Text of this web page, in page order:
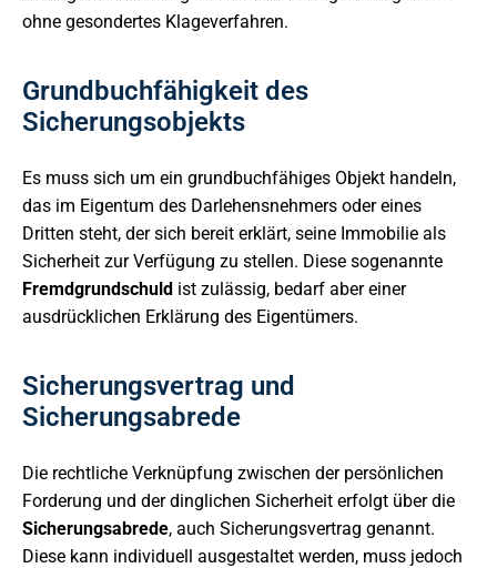
ohne gesondertes Klageverfahren.
Grundbuchfähigkeit des
Sicherungsobjekts
Es muss sich um ein grundbuchfähiges Objekt handeln,
das im Eigentum des Darlehensnehmers oder eines
Dritten steht, der sich bereit erklärt, seine Immobilie als
Sicherheit zur Verfügung zu stellen. Diese sogenannte
Fremdgrundschuld ist zulässig, bedarf aber einer
ausdrücklichen Erklärung des Eigentümers.
Sicherungsvertrag und
Sicherungsabrede
Die rechtliche Verknüpfung zwischen der persönlichen
Forderung und der dinglichen Sicherheit erfolgt über die
Sicherungsabrede, auch Sicherungsvertrag genannt.
Diese kann individuell ausgestaltet werden, muss jedoch